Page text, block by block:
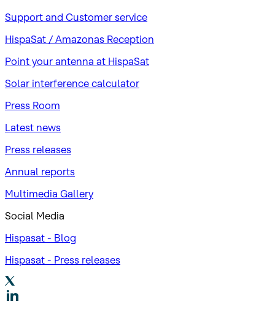
Support and Customer service
HispaSat / Amazonas Reception
Point your antenna at HispaSat
Solar interference calculator
Press Room
Latest news
Press releases
Annual reports
Multimedia Gallery
Social Media
Hispasat - Blog
Hispasat - Press releases